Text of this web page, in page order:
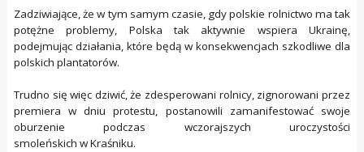
Zadziwiające, że w tym samym czasie, gdy polskie rolnictwo ma tak
potężne problemy, Polska tak aktywnie wspiera Ukrainę,
podejmując działania, które będą w konsekwencjach szkodliwe dla
polskich plantatorów.
Trudno się więc dziwić, że zdesperowani rolnicy, zignorowani przez
premiera w dniu protestu, postanowili zamanifestować swoje
oburzenie podczas wczorajszych uroczystości
smoleńskich w Kraśniku.